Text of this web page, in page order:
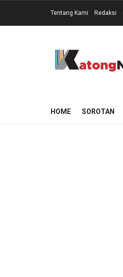
Tentang Kami Redaksi
HOME SOROTAN